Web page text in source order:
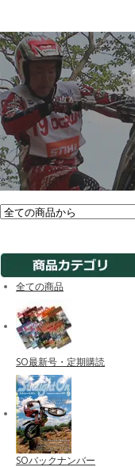
全ての商品
SO最新号・定期購読
SOバックナンバー